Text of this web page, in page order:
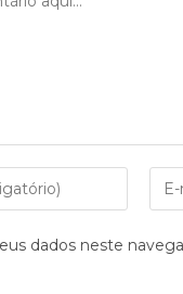
dados neste